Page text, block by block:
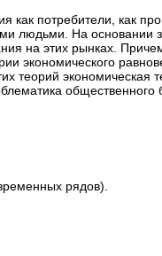
потребители, как
людьми. На основании
на этих рынках.
экономического
теорий
рядов).